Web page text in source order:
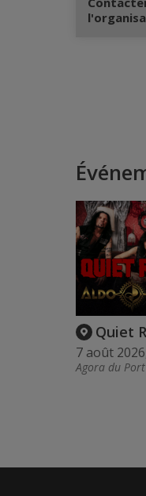
Quiet
7 août
Agora du Port